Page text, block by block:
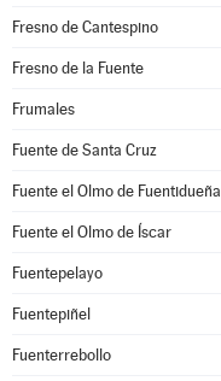
Fresno de Cantespino
Fresno de la Fuente
Frumales
Fuente de Santa Cruz
Fuente el Olmo de Fuentidueña
Fuente el Olmo de Íscar
Fuentepelayo
Fuentepiñel
Fuenterrebollo